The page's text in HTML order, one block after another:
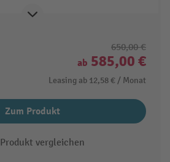
650,00 €
ab 585,00 €
Leasing ab 12,58 € / Monat
Zum Produkt
Produkt vergleichen